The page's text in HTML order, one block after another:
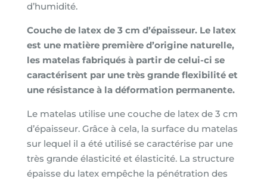
d’humidité.
Couche de latex de 3 cm d’épaisseur. Le latex
est une matière première d’origine naturelle,
les matelas fabriqués à partir de celui-ci se
caractérisent par une très grande flexibilité et
une résistance à la déformation permanente.
Le matelas utilise une couche de latex de 3 cm
d’épaisseur. Grâce à cela, la surface du matelas
sur lequel il a été utilisé se caractérise par une
très grande élasticité et élasticité. La structure
épaisse du latex empêche la pénétration des